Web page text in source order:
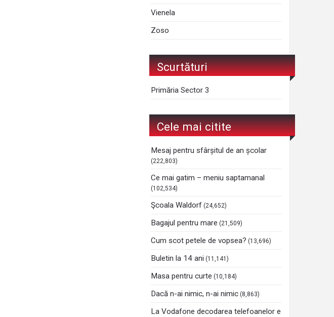
Vienela
Zoso
Scurtături
Primăria Sector 3
Cele mai citite
Mesaj pentru sfârșitul de an școlar
(222,803)
Ce mai gatim – meniu saptamanal
(102,534)
Şcoala Waldorf (24,652)
Bagajul pentru mare (21,509)
Cum scot petele de vopsea? (13,696)
Buletin la 14 ani (11,141)
Masa pentru curte (10,184)
Dacă n-ai nimic, n-ai nimic (8,863)
La Vodafone decodarea telefoanelor e